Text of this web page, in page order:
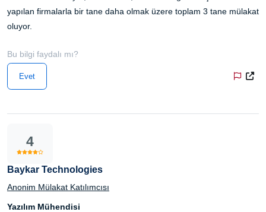
yapılan firmalarla bir tane daha olmak üzere toplam 3 tane mülakat
oluyor.
Bu bilgi faydalı mı?
Evet
4
Baykar Technologies
Anonim Mülakat Katılımcısı
Yazılım Mühendisi